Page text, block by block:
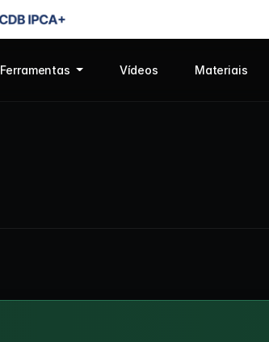
Ferramentas Vídeos Materiais